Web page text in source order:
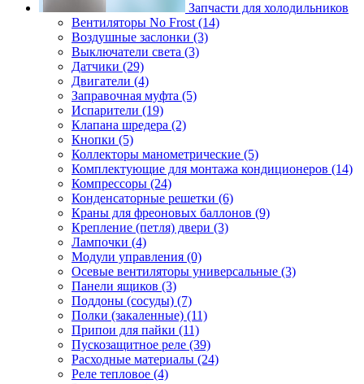
Запчасти для холодильников
Вентиляторы No Frost (14)
Воздушные заслонки (3)
Выключатели света (3)
Датчики (29)
Двигатели (4)
Заправочная муфта (5)
Испарители (19)
Клапана шредера (2)
Кнопки (5)
Коллекторы манометрические (5)
Комплектующие для монтажа кондиционеров (14)
Компрессоры (24)
Конденсаторные решетки (6)
Краны для фреоновых баллонов (9)
Крепление (петля) двери (3)
Лампочки (4)
Модули управления (0)
Осевые вентиляторы универсальные (3)
Панели ящиков (3)
Поддоны (сосуды) (7)
Полки (закаленные) (11)
Припои для пайки (11)
Пускозащитное реле (39)
Расходные материалы (24)
Реле тепловое (4)